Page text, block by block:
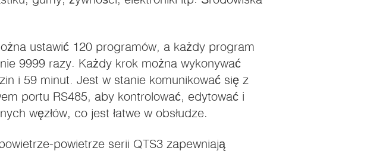
ustawić 120 programów, a każdy program
9999 razy. Każdy krok można wykonywać
i 59 minut. Jest w stanie komunikować się z
portu RS485, aby kontrolować, edytować i
węzłów, co jest łatwe w obsłudze.
powietrze serii QTS3 zapewniają